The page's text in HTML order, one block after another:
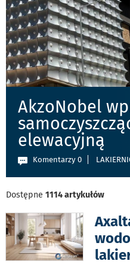
AkzoNobel
elewacyjną
Komentarzy 0
Dostępne 1114 artykułów